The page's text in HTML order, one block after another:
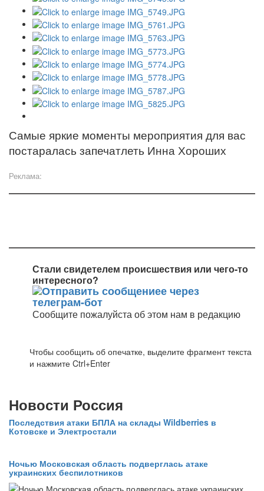
Самые яркие моменты мероприятия для вас
постаралась запечатлеть Инна Хороших
Реклама:
Стали свидетелем происшествия или чего-то
интересного?
Сообщите пожалуйста об этом нам в редакцию
Чтобы сообщить об опечатке, выделите фрагмент текста
и нажмите Ctrl+Enter
Новости Россия
Последствия атаки БПЛА на склады Wildberries в
Котовске и Электростали
Ночью Московская область подверглась атаке
украинских беспилотников